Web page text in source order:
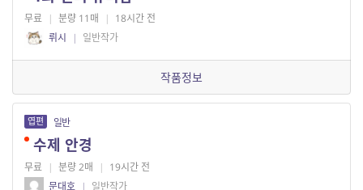
무료 | 분량 11매 | 18시간 전
뤼시
| 일반작가
작품정보
엽편 일반
수제 안경
무료 | 분량 2매 | 19시간 전
문대호 | 일반작가